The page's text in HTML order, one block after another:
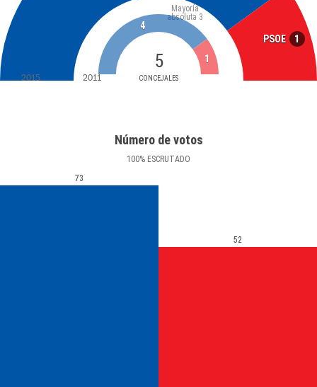
PSOE 1
5
CONCEJALES
Mayoría
absoluta 3
4
1
2015 2011
Número de votos
100% ESCRUTADO
73
52